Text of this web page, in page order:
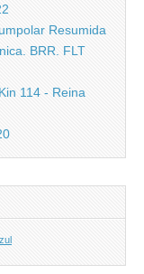
Resumida
BRR. FLT
114 - Reina